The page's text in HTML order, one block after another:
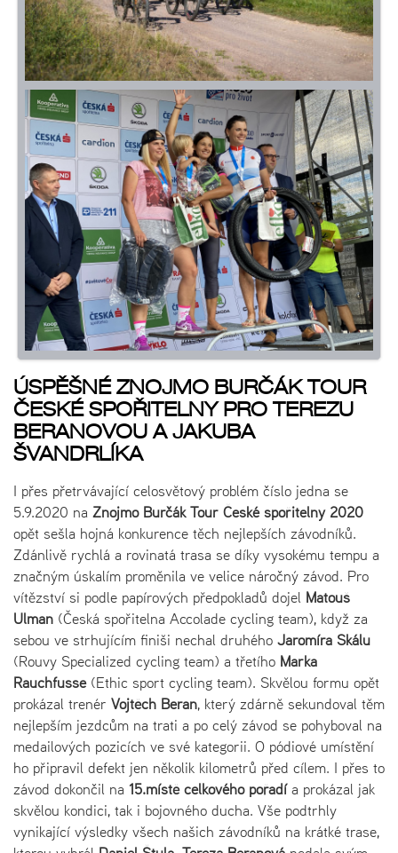
ÚSPĚŠNÉ ZNOJMO BURČÁK TOUR
ČESKÉ SPOŘITELNY PRO TEREZU
BERANOVOU A JAKUBA
ŠVANDRLÍKA
I přes přetrvávající celosvětový problém číslo jedna se
5.9.2020 na Znojmo Burčák Tour České spořitelny 2020
opět sešla hojná konkurence těch nejlepších závodníků.
Zdánlivě rychlá a rovinatá trasa se díky vysokému tempu a
značným úskalím proměnila ve velice náročný závod. Pro
vítězství si podle papírových předpokladů dojel Matouš
Ulman (Česká spořitelna Accolade cycling team), když za
sebou ve strhujícím finiši nechal druhého Jaromíra Skálu
(Rouvy Specialized cycling team) a třetího Marka
Rauchfusse (Ethic sport cycling team). Skvělou formu opět
prokázal trenér Vojtěch Beran, který zdárně sekundoval těm
nejlepším jezdcům na trati a po celý závod se pohyboval na
medailových pozicích ve své kategorii. O pódiové umístění
ho připravil defekt jen několik kilometrů před cílem. I přes to
závod dokončil na 15.místě celkového pořadía prokázal jak
skvělou kondici, tak i bojovného ducha. Vše podtrhly
vynikající výsledky všech našich závodníků na krátké trase,